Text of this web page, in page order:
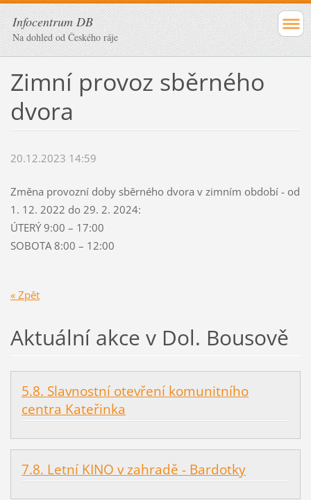
Infocentrum DB
Na dohled od Českého ráje
Zimní provoz sběrného
dvora
20.12.2023 14:59
Změna provozní doby sběrného dvora v zimním období - od
1. 12. 2022 do 29. 2. 2024:
ÚTERÝ 9:00 – 17:00
SOBOTA 8:00 – 12:00
« Zpět
Aktuální akce v Dol. Bousově
5.8. Slavnostní otevření komunitního
centra Kateřinka
7.8. Letní KINO v zahradě - Bardotky